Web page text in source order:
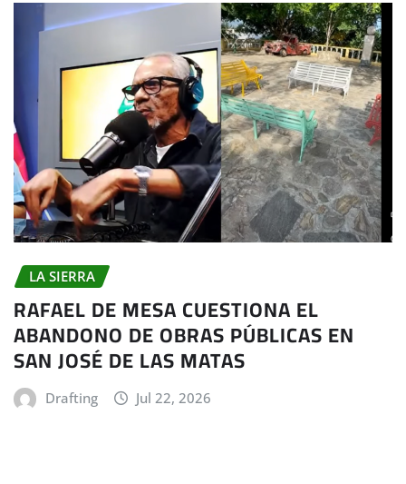
LA SIERRA
RAFAEL DE MESA CUESTIONA EL
ABANDONO DE OBRAS PÚBLICAS EN
SAN JOSÉ DE LAS MATAS
Drafting Jul 22, 2026